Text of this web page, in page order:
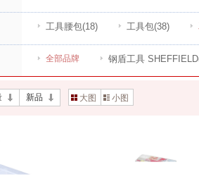
工具腰包(18) 工具包(38)
全部品牌 钢盾工具 SHEFFIELD
新品 大图 小图